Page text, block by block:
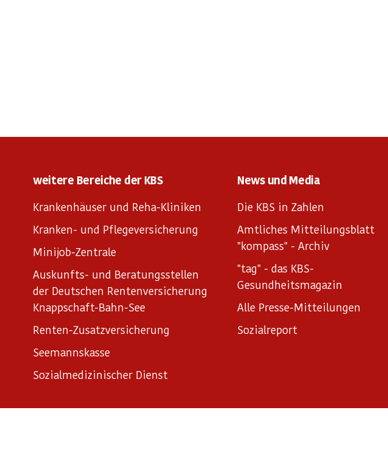
weitere Bereiche der KBS
Krankenhäuser und Reha-Kliniken
Kranken- und Pflegeversicherung
Minijob-Zentrale
Auskunfts- und Beratungsstellen
der Deutschen Rentenversicherung
Knappschaft-Bahn-See
Renten-Zusatzversicherung
Seemannskasse
Sozialmedizinischer Dienst
News und Media
Die KBS in Zahlen
Amtliches Mitteilungsblatt
"kompass" - Archiv
"tag" - das KBS-
Gesundheitsmagazin
Alle Presse-Mitteilungen
Sozialreport